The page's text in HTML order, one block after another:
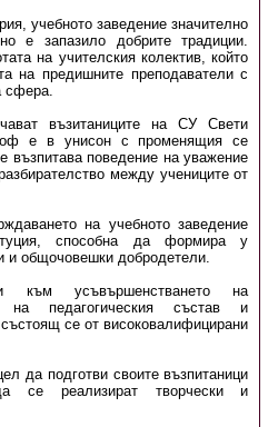
учебното заведение значително
е запазило добрите традиции.
на учителския колектив, който
на предишните преподаватели с
сфера.
възитаниците на СУ Свети
е в унисон с променящия се
възпитава поведение на уважение
между учениците от
на учебното заведение
способна да формира у
и общочовешки добродетели.
усъвършенстването на
на педагогическия състав и
се от високовалифицирани
да подготви своите възпитаници
реализират творчески и